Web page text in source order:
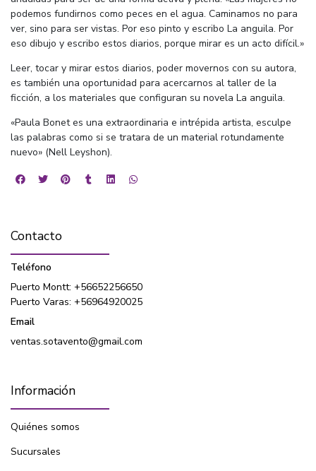
podemos fundirnos como peces en el agua. Caminamos no para
ver, sino para ser vistas. Por eso pinto y escribo La anguila. Por
eso dibujo y escribo estos diarios, porque mirar es un acto difícil.»
Leer, tocar y mirar estos diarios, poder movernos con su autora,
es también una oportunidad para acercarnos al taller de la
ficción, a los materiales que configuran su novela La anguila.
«Paula Bonet es una extraordinaria e intrépida artista, esculpe
las palabras como si se tratara de un material rotundamente
nuevo» (Nell Leyshon).
Contacto
Teléfono
Puerto Montt: +56652256650
Puerto Varas: +56964920025
Email
ventas.sotavento@gmail.com
Información
Quiénes somos
Sucursales